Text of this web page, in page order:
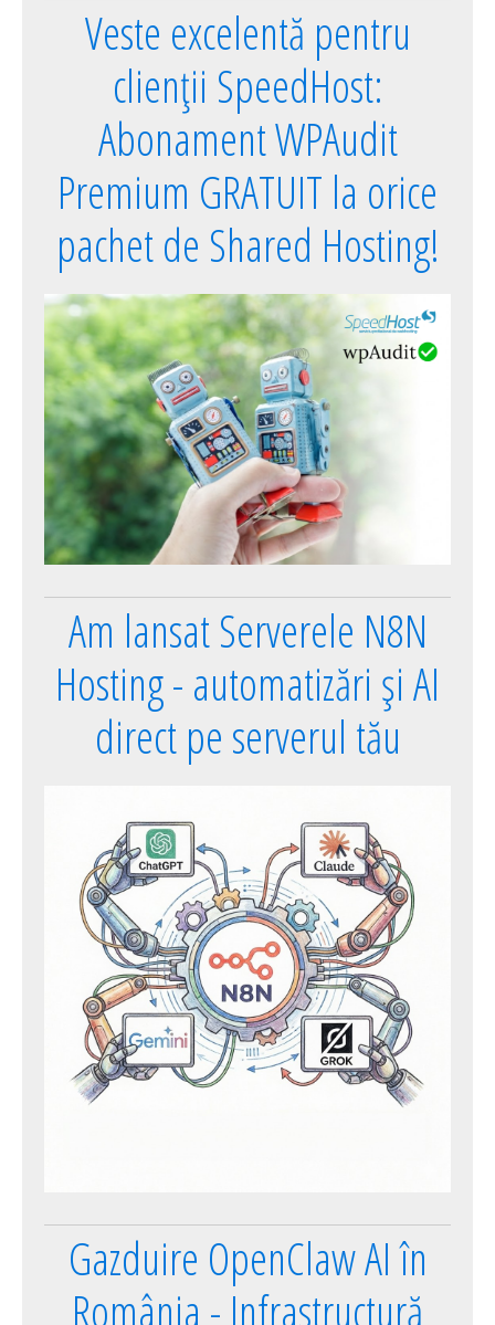
Veste excelentă pentru
clienții SpeedHost:
Abonament WPAudit
Premium GRATUIT la orice
pachet de Shared Hosting!
Am lansat Serverele N8N
Hosting - automatizări și AI
direct pe serverul tău
Gazduire OpenClaw AI în
România - Infrastructură